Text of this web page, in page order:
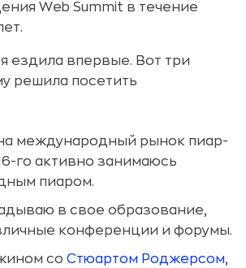
Web Summit в течение
ездила впервые. Вот три
решила посетить
международный рынок пиар-
го активно занимаюсь
пиаром.
в свое образование,
конференции и форумы.
со Стюартом Роджерсом,